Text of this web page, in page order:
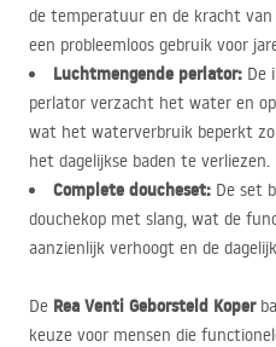
de temperatuur en de kracht
een probleemloos gebruik voor
Luchtmengende perlator: De
perlator verzacht het water en
wat het waterverbruik beperkt
het dagelijkse baden te verliezen.
Complete doucheset: De set
douchekop met slang, wat de
aanzienlijk verhoogt en de
De Rea Venti Geborsteld Koper
keuze voor mensen die